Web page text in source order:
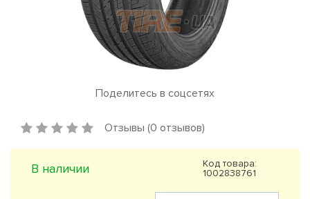
Поделитесь в соцсетях
Отзывы (0 отзывов)
В наличии
Код товара:
1002838761